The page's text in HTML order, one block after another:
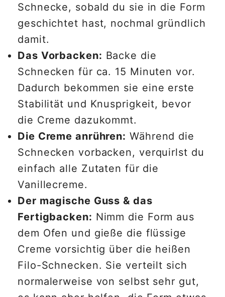
Schnecke, sobald du sie in die Form
geschichtet hast, nochmal gründlich
damit.
Das Vorbacken: Backe die
Schnecken für ca. 15 Minuten vor.
Dadurch bekommen sie eine erste
Stabilität und Knusprigkeit, bevor
die Creme dazukommt.
Die Creme anrühren: Während die
Schnecken vorbacken, verquirlst du
einfach alle Zutaten für die
Vanillecreme.
Der magische Guss & das
Fertigbacken: Nimm die Form aus
dem Ofen und gieße die flüssige
Creme vorsichtig über die heißen
Filo-Schnecken. Sie verteilt sich
normalerweise von selbst sehr gut,